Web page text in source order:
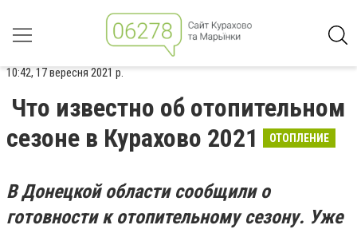
10:42, 17 вересня 2021 р.
Что известно об отопительном
сезоне в Курахово 2021
ОТОПЛЕНИЕ
В Донецкой области сообщили о
готовности к отопительному сезону. Уже